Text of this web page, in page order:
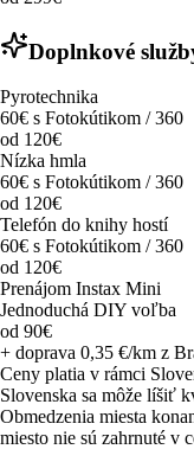
Doplnkové
Pyrotechnika
60€ s Fotokútikom / 360
od 120€
Nízka hmla
60€ s Fotokútikom / 360
od 120€
Telefón do knihy hostí
60€ s Fotokútikom / 360
od 120€
Prenájom Instax Mini
Jednoduchá DIY voľba
od 90€
+ doprava 0,35 €/km z
Ceny platia v rámci
Slovenska sa môže líšiť
Obmedzenia miesta
miesto nie sú zahrnuté v